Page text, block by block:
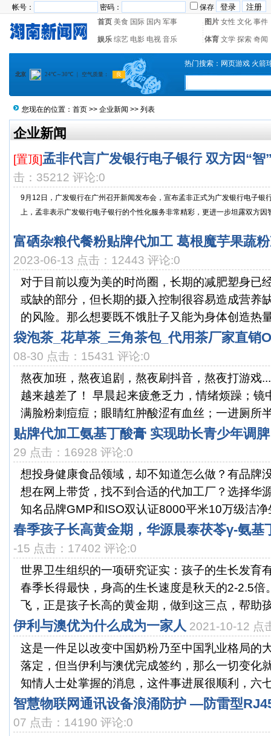
帐号： 密码：
保存
首页 美食 国际 国内 军事 图片 女性 文化 事件
娱乐 综艺 电影 电视 音乐 体育 文学 探索 奇闻
热门搜索： 网页游戏 火箭
您现在的位置： 首页 >> 企业新闻 >> 列表
企业新闻
[置顶]孟非代言广发银行电子银行 双方因“智
击：35212 评论:0
9月12日，广发银行在广州召开新闻发布会，宣布孟非正式为广发银行电子银
上，孟非表示广发银行电子银行的个性化服务非常精彩，更进一步坦露双方因
富硒杂粮代餐粉贴牌代加工 葛根魔芋果蔬
2023-06-13 点击：12443 评论:0
对于目前以瘦为美的时尚圈，长期的减肥塑身已
或缺的部分，但长期的摄入控制很容易造成营养
的风险。那么想要既不饿肚子又能为身体创造热
袋泡茶_花草茶_三角茶包_代用茶厂家直销
08-30 点击：15431 评论:0
熬夜加班，熬夜追剧，熬夜刷抖音，熬夜打游戏
越来越差了！ 早晨起来疲惫乏力，情绪烦躁；镜
满脸粉刺痘痘；眼睛红肿酸涩有血丝；一进厕所
贴牌代加工氨基丁酸膏 实现助长青少年调
29 点击：16928 评论:0
想投身健康食品领域，却不知道怎么做？有品牌
想在网上带货，找不到合适的代加工厂？选择华
知名品牌GMP和ISO双认证8000平米10万级洁净
春季孩子长高黄金期，华源晨泰茯苓γ-氨基
-15 点击：17402 评论:0
世界卫生组织的一项研究证实：孩子的生长发育
春季长得最快，身高的生长速度是秋天的2-2.5倍
飞，正是孩子长高的黄金期，做到这三点，帮助
伊利与澳优为什么成为一家人 2021-10-12 点
这是一件足以改变中国奶粉乃至中国乳业格局的
落定，但当伊利与澳优完成签约，那么一切变化
知情人士处掌握的消息，这件事进展很顺利，六
智慧物联网通讯设备浪涌防护 —防雷型
07 点击：14190 评论:0